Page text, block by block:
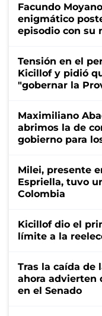
Facundo
enigmático
episodio con su
Tensión en el
Kicillof y pidió
"gobernar la
Maximiliano
abrimos la de
gobierno para
Milei, presente
Espriella, tuvo
Colombia
Kicillof dio el
límite a la
Tras la caída de
ahora advierten
en el Senado